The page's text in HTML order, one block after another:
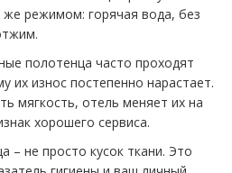
режимом: горячая вода, без
полотенца часто проходят
их износ постепенно нарастает.
мягкость, отель меняет их на
хорошего сервиса.
– не просто кусок ткани. Это